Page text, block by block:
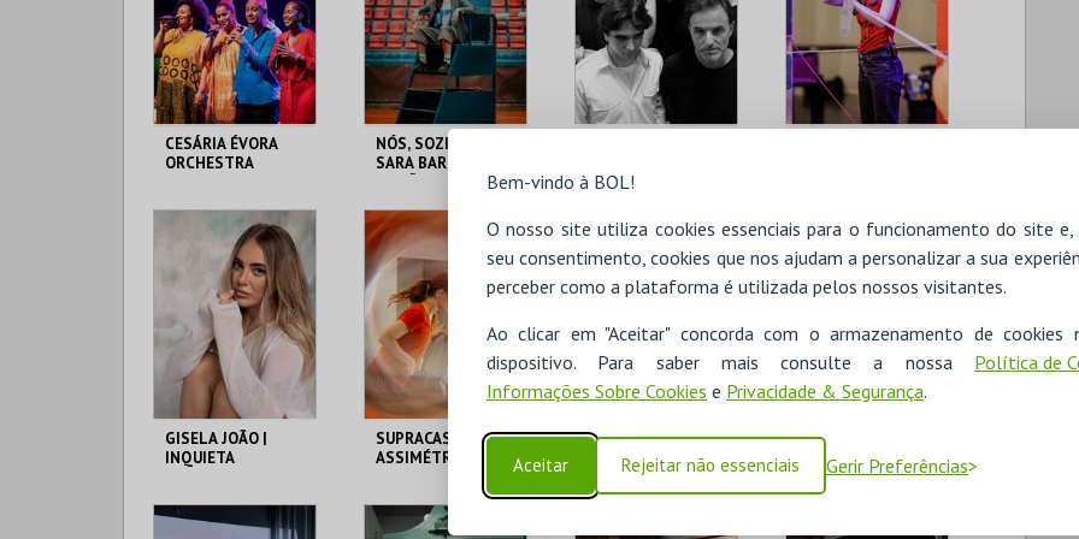
Bem-vindo à BOL!
O nosso site utiliza cookies essenciais para o funcionamento do site
seu consentimento, cookies que nos ajudam a personalizar a sua
perceber como a plataforma é utilizada pelos nossos visitantes.
Ao clicar em "Aceitar" concorda com o armazenamento de cookies
dispositivo. Para saber mais consulte a nossa Política de
Informações Sobre Cookies e Privacidade & Segurança.
Aceitar Rejeitar não essenciais Gerir Preferências
CESÁRIA ÉVORA
ORCHESTRA
THEATRO CIRCO
MAIS INFO
COMPRAR
NÓS, SOZINHAS |
SARA BARROS
THEATRO CIRCO
MAIS INFO
THEATRO CIRCO
MAIS INFO
THEATRO CIRCO
MAIS INFO
GISELA JOÃO |
INQUIETA
THEATRO CIRCO
SUPRACASA:
ASSIMÉTRICO |
BEATRIZ VALENTIM
THEATRO CIRCO
ÚLULU
SUPRACASA:
GOLDEN LADY |
MERCEDES
QUIJADA